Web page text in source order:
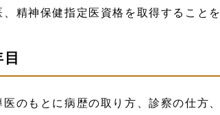
、精神保健指定医資格を取得すること
医のもとに病歴の取り方、診察の仕方